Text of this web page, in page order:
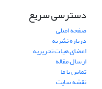
دسترسی سریع
صفحه اصلی
درباره نشریه
اعضای هیات تحریریه
ارسال مقاله
تماس با ما
نقشه سایت